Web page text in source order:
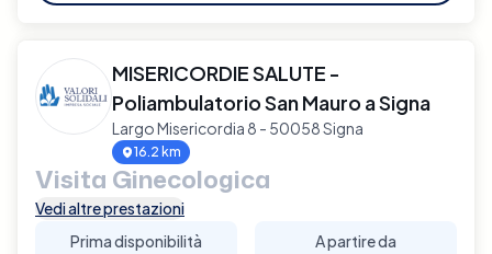
MISERICORDIE SALUTE -
Poliambulatorio San Mauro a Signa
Largo Misericordia 8 - 50058 Signa
16.2 km
Visita Ginecologica
Vedi altre prestazioni
Prima disponibilità
A partire da